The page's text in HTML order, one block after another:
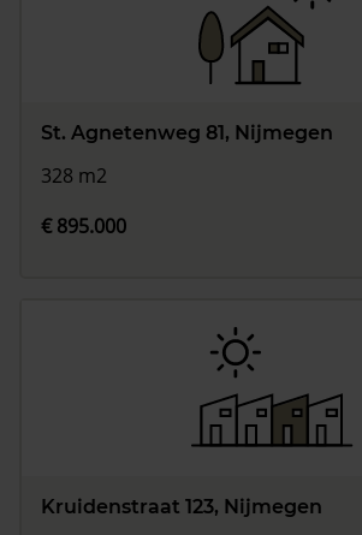
St. Agnetenweg 81, Nijmegen
328 m2
€ 895.000
Kruidenstraat 123, Nijmegen